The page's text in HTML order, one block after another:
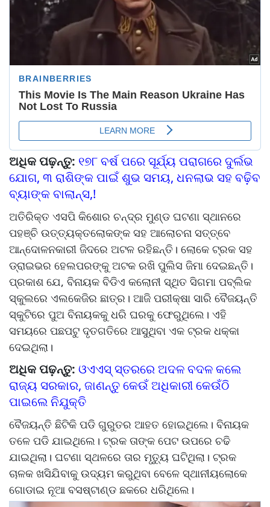
ଅଧିକ ପଢ଼ନ୍ତୁ: ୧୭୮ ବର୍ଷ ପରେ ସୂର୍ଯ୍ୟ ପରାଗରେ ଦୁର୍ଲଭ
ଯୋଗ, ୩ ରାଶିଙ୍କ ପାଇଁ ଶୁଭ ସମୟ, ଧନଲାଭ ସହ ବଢି଼ବ
ବ୍ୟାଙ୍କ ବାଲାନ୍ସ,!
ଅତିରିକ୍ତ ଏସପି କିଶୋର ଚନ୍ଦ୍ର ମୁଣ୍ଡ ଘଟଣା ସ୍ଥାନରେ
ପହଞ୍ଚି ଉତ୍ତ୍ୟକ୍ତଲୋକଙ୍କ ସହ ଆଲୋଚନା ସତ୍ତ୍ବେ
ଆନ୍ଦୋଳନକାରୀ ଜିଦରେ ଅଟଳ ରହିଛନ୍ତି। ଲୋକେ ଟ୍ରକ ସହ
ଡ୍ରାଇଭର ହେଲପରଙ୍କୁ ଅଟକ ରଖି ପୁଲିସ ଜିମା ଦେଇଛନ୍ତି।
ପ୍ରକାଶ ଯେ, ବିନାୟକ ବିଡିଏ କଲୋନୀ ସ୍ଥିତ ସିଗମା ପବ୍ଲିକ
ସ୍କୁଲରେ ଏଲକେଜିର ଛାତ୍ର। ଆଜି ପରୀକ୍ଷା ସାରି ବୈଜୟନ୍ତି
ସ୍କୁଟିରେ ପୁଅ ବିନାୟକକୁ ଧରି ଘରକୁ ଫେରୁଥିଲେ। ଏହି
ସମୟରେ ପଛପଟୁ ଦୃତଗତିରେ ଆସୁଥିବା ଏକ ଟ୍ରକ ଧକ୍କା
ଦେଇଥିଲା।
ଅଧିକ ପଢ଼ନ୍ତୁ: ଓଏଏସ୍‌‌ ସ୍ତରରେ ଅଦଳ ବଦଳ କଲେ
ରାଜ୍ୟ ସରକାର, ଜାଣନ୍ତୁ କେଉଁ ଅଧିକାରୀ କେଉଁଠି
ପାଇଲେ ନିଯୁକ୍ତି
ବୈଜୟନ୍ତି ଛିଟିକି ପଡି ଗୁରୁତର ଆହତ ହୋଇଥିଲେ। ବିନାୟକ
ତଳେ ପଡି ଯାଇଥିଲେ। ଟ୍ରକ ତାଙ୍କ ପେଟ ଉପରେ ଚଢି
ଯାଇଥିଲା। ଘଟଣା ସ୍ଥଳରେ ତାର ମୃତ୍ୟୁ ଘଟିଥିଲା। ଟ୍ରକ
ଚାଳକ ଖସିଯିବାକୁ ଉଦ୍ୟମ କରୁଥିବା ବେଳେ ସ୍ଥାନୀୟଲୋକେ
ଗୋଡାଇ ନୂଆ ବସଷ୍ଟାଣ୍ଡ ଛକରେ ଧରିଥିଲେ।